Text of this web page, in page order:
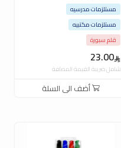
23.00
مستلزمات مدرسيه
مستلزمات مكتبيه
قلم سبورة
شامل ضريبة القيمة المضافة
أضف الى السلة